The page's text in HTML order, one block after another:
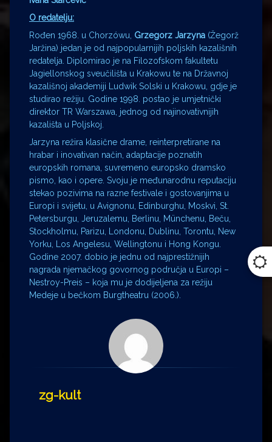
O redatelju:
Rođen 1968. u Chorzówu, Grzegorz Jarzyna (Žegorž
Jaržina) jedan je od najpopularnijih poljskih kazališnih
redatelja. Diplomirao je na Filozofskom fakultetu
Jagiellonskog sveučilišta u Krakowu te na Državnoj
kazališnoj akademiji Ludwik Solski u Krakowu, gdje je
studirao režiju. Godine 1998. postao je umjetnički
direktor TR Warszawa, jednog od najinovativnijih
kazališta u Poljskoj.
Jarzyna režira klasične drame, reinterpretirane na
hrabar i inovativan način, adaptacije poznatih
europskih romana, suvremeno europsko dramsko
pismo, kao i opere. Svoju je međunarodnu reputaciju
stekao pozivima na razne festivale i gostovanjima u
Europi i svijetu, u Avignonu, Edinburghu, Moskvi, St.
Petersburgu, Jeruzalemu, Berlinu, Münchenu, Beču,
Stockholmu, Parizu, Londonu, Dublinu, Torontu, New
Yorku, Los Angelesu, Wellingtonu i Hong Kongu.
Godine 2007. dobio je jednu od najprestižnijih
nagrada njemačkog govornog područja u Europi –
Nestroy-Preis – koja mu je dodijeljena za režiju
Medeje u bečkom Burgtheatru (2006.).
zg-kult